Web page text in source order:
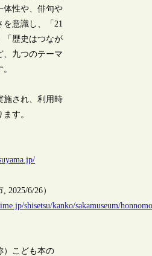
体性や、俳句や
を意識し、「21
「歴史はつなが
、九つのテーマ
施され、利用時
す。
6/26）
shisetsu/kanko/sakamuseum/
）こども本の